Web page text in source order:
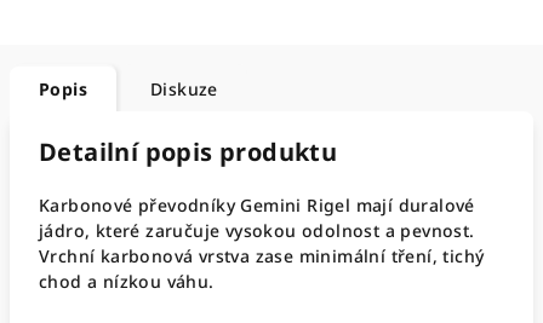
Popis Diskuze
Detailní popis produktu
Karbonové převodníky Gemini Rigel mají duralové
jádro, které zaručuje vysokou odolnost a pevnost.
Vrchní karbonová vrstva zase minimální tření, tichý
chod a nízkou váhu.